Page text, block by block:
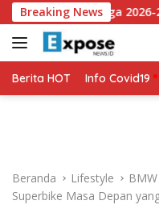
a
g
u
Breaking News
Jersey Ketiga 2026-
Berita HOT Info Covid19
Beranda Lifestyle
Superbike Masa Depan